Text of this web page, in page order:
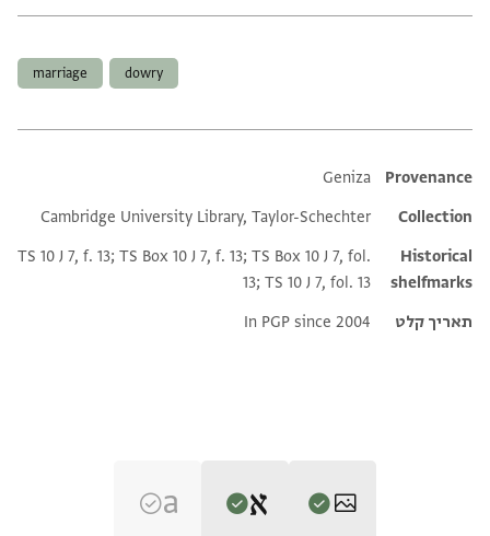
dowry
marriage
Additional metadata
Provenance
Geniza
Collection
Cambridge University Library, Taylor-Schechter
Historical
shelfmarks
TS 10 J 7, f. 13; TS Box 10 J 7, f. 13; TS Box 10 J 7, fol.
13; TS 10 J 7, fol. 13
תאריך קלט
In PGP since 2004